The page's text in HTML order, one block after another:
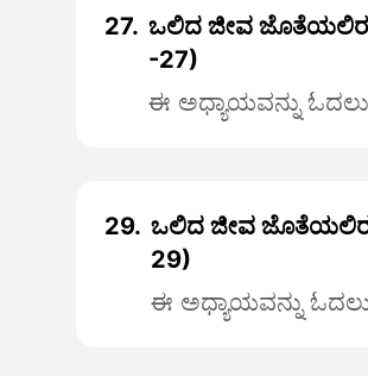
27. ಒಲಿದ ಜೀವ
-27)
ಈ ಅಧ್ಯಾಯವನ್ನು
29. ಒಲಿದ ಜೀವ
29)
ಈ ಅಧ್ಯಾಯವನ್ನು